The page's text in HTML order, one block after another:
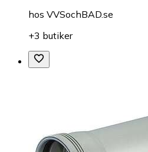
hos VVSochBAD.se
+3 butiker